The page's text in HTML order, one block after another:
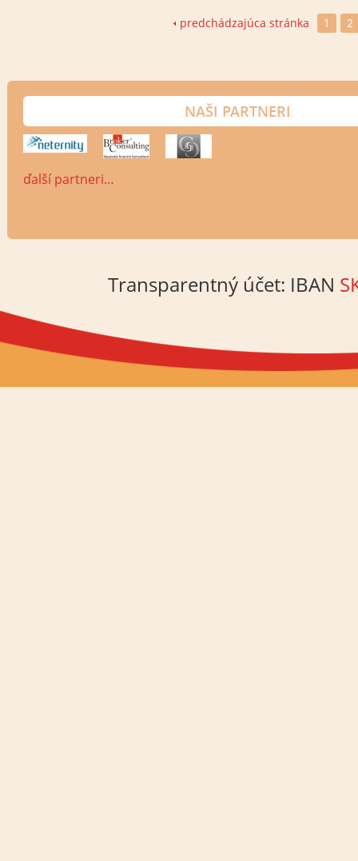
predchádzajúca stránka 1 2
NAŠI PARTNERI
ďalší partneri…
Transparentný účet: IBAN